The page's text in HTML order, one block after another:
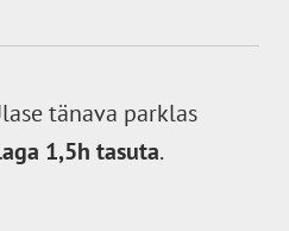
tänava parklas
1,5h tasuta.